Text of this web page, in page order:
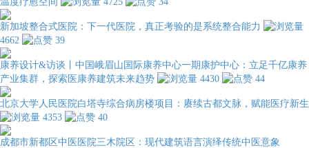
新加坡整合式医院：下一代医院，真正考验的是系统整合能力
4662
39
康养设计&访谈丨中国峨眉山国际康养中心一期康护中心：立足千亿康养
产业集群，探索医康养建筑未来趋势
4430 44
北京大学人民医院白塔寺综合病房楼项目：赓续古都文脉，赋能医疗新生
4353
40
成都市新都区中医医院三木院区：现代建筑语言演绎传统中医意象